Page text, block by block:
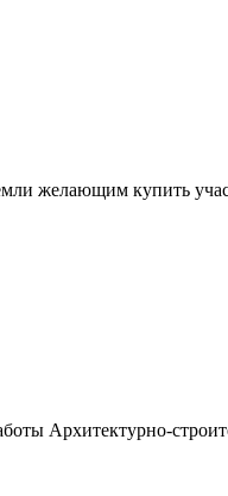
желающим купить
Архитектурно-